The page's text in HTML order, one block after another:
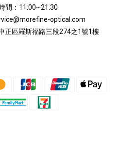
間：11:00~21:30
optical.com
正區羅斯福路三段274之1號1樓